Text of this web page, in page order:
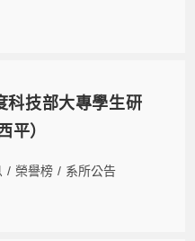
科技部大專學生研
平）
/ 榮譽榜 / 系所公告